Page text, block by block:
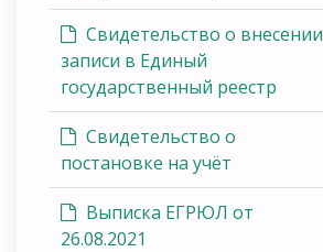
Свидетельство о внесении
записи в Единый
государственный реестр
Свидетельство о
постановке на учёт
Выписка ЕГРЮЛ от
26.08.2021